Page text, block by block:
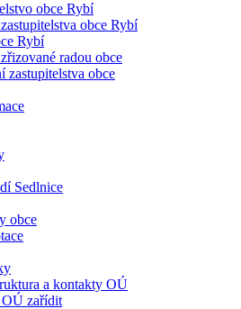
obce Rybí
obce Rybí
Rybí
radou obce
zastupitelstva obce
Sedlnice
obce
a kontakty OÚ
OÚ zařídit